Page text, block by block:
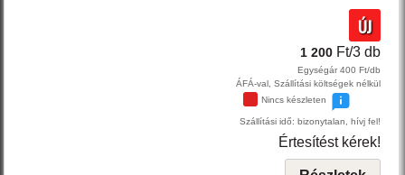
ÚJ
1 200 Ft/3 db
Egységár 400 Ft/db
ÁFÁ-val, Szállítási költségek nélkül
Nincs készleten
Szállítási idő: bizonytalan, hívj fel!
Értesítést kérek!